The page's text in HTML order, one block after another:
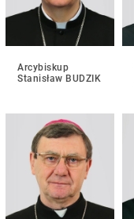
Arcybiskup
Stanisław BUDZIK